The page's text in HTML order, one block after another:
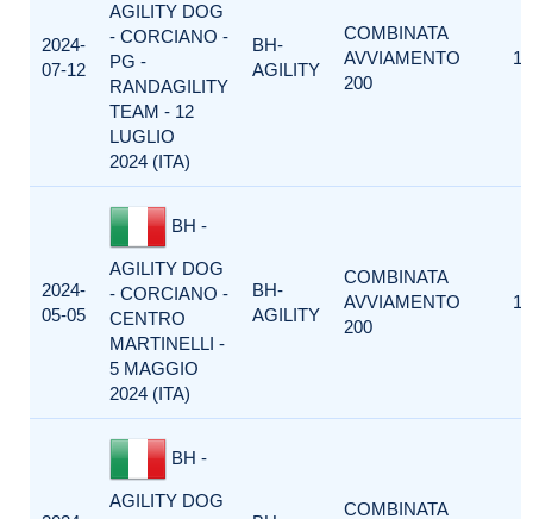
2024-
07-12
AGILITY DOG
- CORCIANO -
PG -
RANDAGILITY
TEAM - 12
LUGLIO
2024 (ITA)
BH-
AGILITY
COMBINATA
AVVIAMENTO
200
1
2024-
05-05
BH -
AGILITY DOG
- CORCIANO -
CENTRO
MARTINELLI -
5 MAGGIO
2024 (ITA)
BH-
AGILITY
COMBINATA
AVVIAMENTO
200
1
BH -
AGILITY DOG
COMBINATA